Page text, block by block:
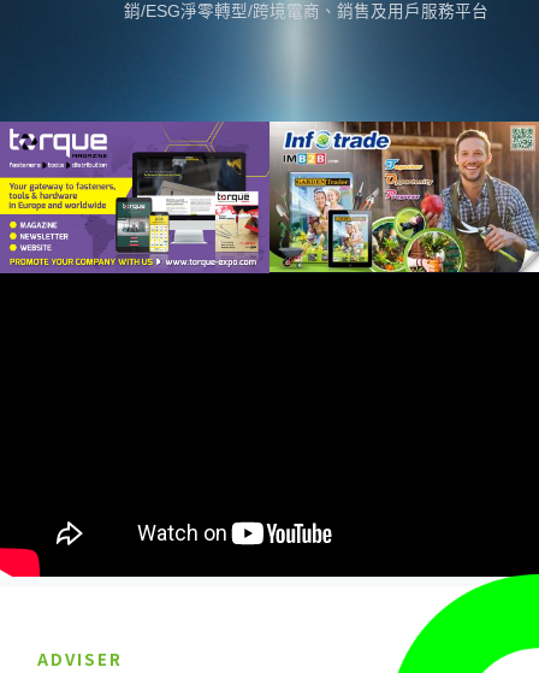
銷/ESG淨零轉型/跨境電商、銷售及用戶服務平台
ADVISER